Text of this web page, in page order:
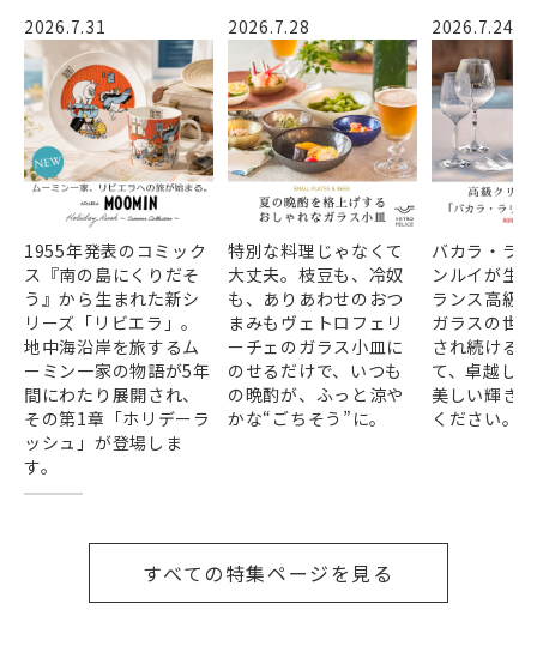
2026.7.31
1955年発表のコミック
ス『南の島にくりだそ
う』から生まれた新シ
リーズ「リビエラ」。
地中海沿岸を旅するム
ーミン一家の物語が5年
間にわたり展開され、
その第1章「ホリデーラ
ッシュ」が登場しま
す。
2026.7.28
特別な料理じゃなくて
大丈夫。枝豆も、冷奴
も、ありあわせのおつ
まみもヴェトロフェリ
ーチェのガラス小皿に
のせるだけで、いつも
の晩酌が、ふっと涼や
かな“ごちそう”に。
2026.7.24
バカラ・ラ
ンルイが生
ランス高級
ガラスの世
され続ける
て、卓越し
美しい輝き
ください。
すべての特集ページを見る